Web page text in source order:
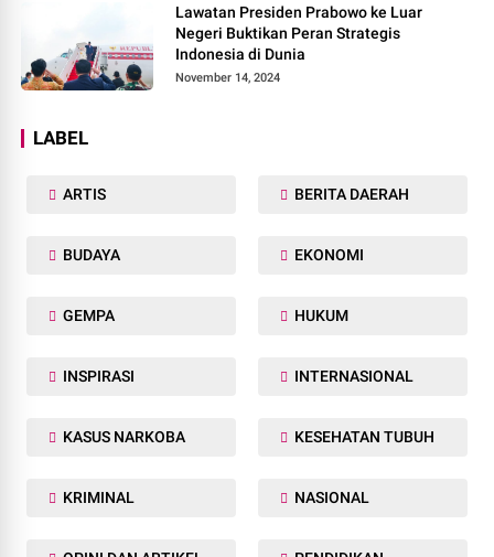
Lawatan Presiden Prabowo ke Luar
Negeri Buktikan Peran Strategis
Indonesia di Dunia
November 14, 2024
LABEL
ARTIS BERITA DAERAH
BUDAYA EKONOMI
GEMPA HUKUM
INSPIRASI INTERNASIONAL
KASUS NARKOBA KESEHATAN TUBUH
KRIMINAL NASIONAL